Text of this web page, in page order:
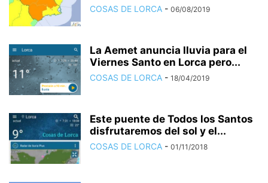
COSAS DE LORCA - 06/08/2019
La Aemet anuncia lluvia para el
Viernes Santo en Lorca pero...
COSAS DE LORCA - 18/04/2019
Este puente de Todos los Santos
disfrutaremos del sol y el...
COSAS DE LORCA - 01/11/2018